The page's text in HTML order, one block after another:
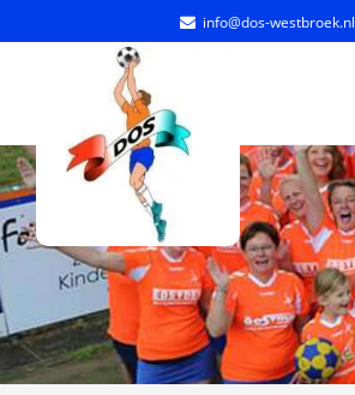
info@dos-westbroek.nl